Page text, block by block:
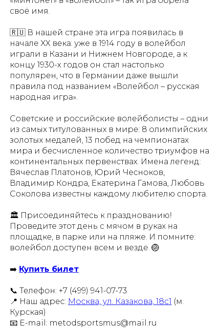
своё имя.
🇷🇺 В нашей стране эта игра появилась в
начале XX века: уже в 1914 году в волейбол
играли в Казани и Нижнем Новгороде, а к
концу 1930-х годов он стал настолько
популярен, что в Германии даже вышли
правила под названием «Волейбол – русская
народная игра».
Советские и российские волейболисты – одни
из самых титулованных в мире: 8 олимпийских
золотых медалей, 13 побед на чемпионатах
мира и бесчисленное количество триумфов на
континентальных первенствах. Имена легенд:
Вячеслав Платонов, Юрий Чесноков,
Владимир Кондра, Екатерина Гамова, Любовь
Соколова известны каждому любителю спорта.
🏛️ Присоединяйтесь к празднованию!
Проведите этот день с мячом в руках на
площадке, в парке или на пляже. И помните:
волейбол доступен всем и везде. 🏐
➡️ Купить билет
📞 Телефон: +7 (499) 941-07-73
📍 Наш адрес: Москва, ул. Казакова, 18с1 (м.
Курская)
📧 E-mail: metodsportsmus@mail.ru